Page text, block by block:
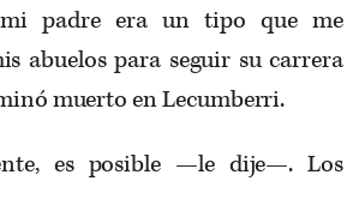
padre era un tipo que me
abuelos para seguir su carrera
muerto en Lecumberri.
es posible —le dije—. Los